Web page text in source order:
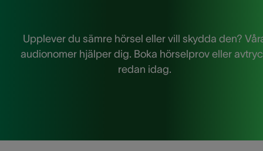
Upplever du sämre hörsel eller vill skydda den?
audionomer hjälper dig. Boka hörselprov eller
redan idag.